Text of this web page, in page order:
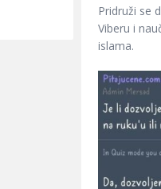
Pridruži se
Viberu i
islama.